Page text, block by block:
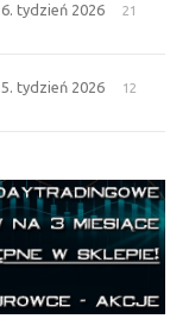
tydzień 2026
21
tydzień 2026
12